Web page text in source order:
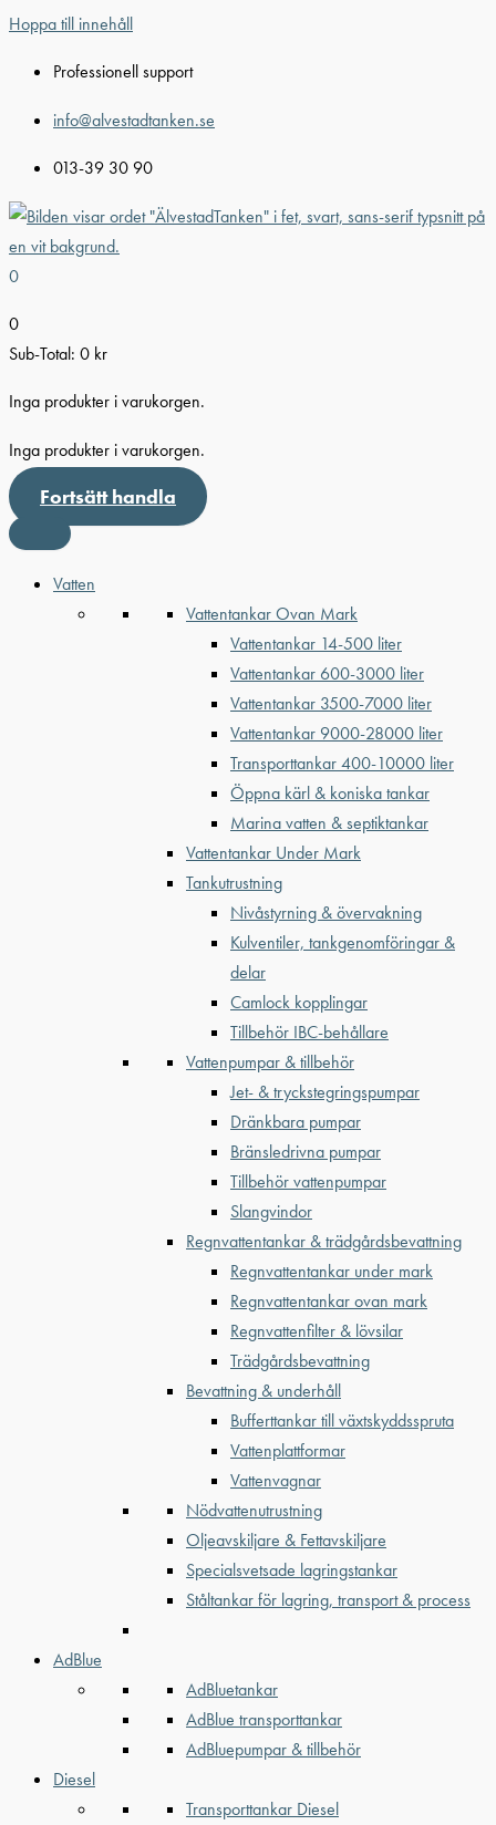
Hoppa till innehåll
Professionell support
info@alvestadtanken.se
013-39 30 90
0
0
Sub-Total: 0 kr
Inga produkter i varukorgen.
Inga produkter i varukorgen.
Fortsätt handla
Vatten
Vattentankar Ovan Mark
Vattentankar 14-500 liter
Vattentankar 600-3000 liter
Vattentankar 3500-7000 liter
Vattentankar 9000-28000 liter
Transporttankar 400-10000 liter
Öppna kärl & koniska tankar
Marina vatten & septiktankar
Vattentankar Under Mark
Tankutrustning
Nivåstyrning & övervakning
Kulventiler, tankgenomföringar &
delar
Camlock kopplingar
Tillbehör IBC-behållare
Vattenpumpar & tillbehör
Jet- & tryckstegringspumpar
Dränkbara pumpar
Bränsledrivna pumpar
Tillbehör vattenpumpar
Slangvindor
Regnvattentankar & trädgårdsbevattning
Regnvattentankar under mark
Regnvattentankar ovan mark
Regnvattenfilter & lövsilar
Trädgårdsbevattning
Bevattning & underhåll
Bufferttankar till växtskyddsspruta
Vattenplattformar
Vattenvagnar
Nödvattenutrustning
Oljeavskiljare & Fettavskiljare
Specialsvetsade lagringstankar
Ståltankar för lagring, transport & process
AdBlue
AdBluetankar
AdBlue transporttankar
AdBluepumpar & tillbehör
Diesel
Transporttankar Diesel